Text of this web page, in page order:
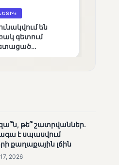
են
գետում
դեռևս
թե՞ շատրվաններ.
է սպասվում
քաղաքային լճին
2026